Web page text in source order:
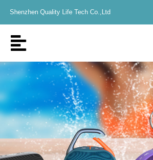
Shenzhen Quality Life Tech Co.,Ltd